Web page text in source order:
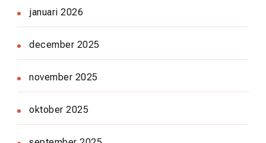
januari 2026
december 2025
november 2025
oktober 2025